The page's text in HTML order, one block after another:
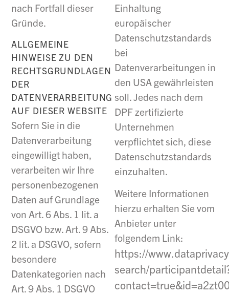
nach Fortfall dieser
Gründe.
ALLGEMEINE
HINWEISE ZU DEN
RECHTSGRUNDLAGEN
DER
DATENVERARBEITUNG
AUF DIESER WEBSITE
Sofern Sie in die
Datenverarbeitung
eingewilligt haben,
verarbeiten wir Ihre
personenbezogenen
Daten auf Grundlage
von Art. 6 Abs. 1 lit. a
DSGVO bzw. Art. 9 Abs.
2 lit. a DSGVO, sofern
besondere
Datenkategorien nach
Art. 9 Abs. 1 DSGVO
Einhaltung
europäischer
Datenschutzstandards
bei
Datenverarbeitungen in
den USA gewährleisten
soll. Jedes nach dem
DPF zertifizierte
Unternehmen
verpflichtet sich, diese
Datenschutzstandards
einzuhalten.
Weitere Informationen
hierzu erhalten Sie vom
Anbieter unter
folgendem Link:
https://
search/